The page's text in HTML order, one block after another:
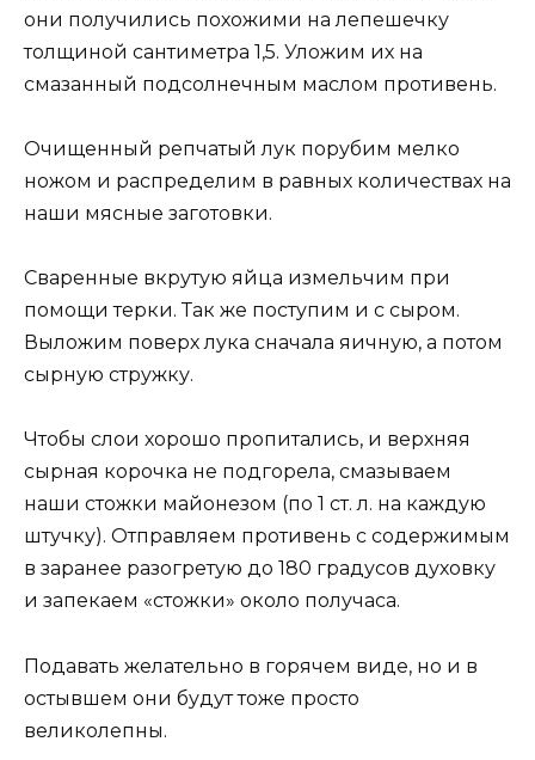
они получились похожими на лепешечку
толщиной сантиметра 1,5. Уложим их на
смазанный подсолнечным маслом противень.
Очищенный репчатый лук порубим мелко
ножом и распределим в равных количествах на
наши мясные заготовки.
Сваренные вкрутую яйца измельчим при
помощи терки. Так же поступим и с сыром.
Выложим поверх лука сначала яичную, а потом
сырную стружку.
Чтобы слои хорошо пропитались, и верхняя
сырная корочка не подгорела, смазываем
наши стожки майонезом (по 1 ст. л. на каждую
штучку). Отправляем противень с содержимым
в заранее разогретую до 180 градусов духовку
и запекаем «стожки» около получаса.
Подавать желательно в горячем виде, но и в
остывшем они будут тоже просто
великолепны.